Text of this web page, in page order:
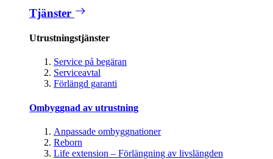
Tjänster
Utrustningstjänster
Service på begäran
Serviceavtal
Förlängd garanti
Ombyggnad av utrustning
Anpassade ombyggnationer
Reborn
Life extension – Förlängning av livslängden